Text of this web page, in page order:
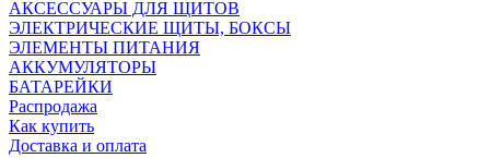
АКСЕССУАРЫ ДЛЯ ЩИТОВ
ЭЛЕКТРИЧЕСКИЕ ЩИТЫ, БОКСЫ
ЭЛЕМЕНТЫ ПИТАНИЯ
АККУМУЛЯТОРЫ
БАТАРЕЙКИ
Распродажа
Как купить
Доставка и оплата